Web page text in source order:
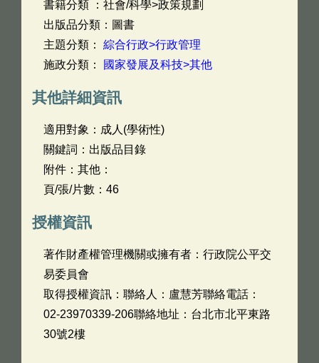
書籍分類 ：社會/科學>政策規劃
出版品分類：圖書
主題分類： 綜合行政>行政管理
施政分類：
國家發展及科技>其他
其他詳細資訊
適用對象：成人(學術性)
關鍵詞：出版品目錄
附件：其他：
頁/張/片數：46
授權資訊
著作財產權管理機關或擁有者：行政院公平交
易委員會
取得授權資訊：聯絡人：盧慧芳聯絡電話：
02-23970339-206聯絡地址：台北市北平東路
30號2樓